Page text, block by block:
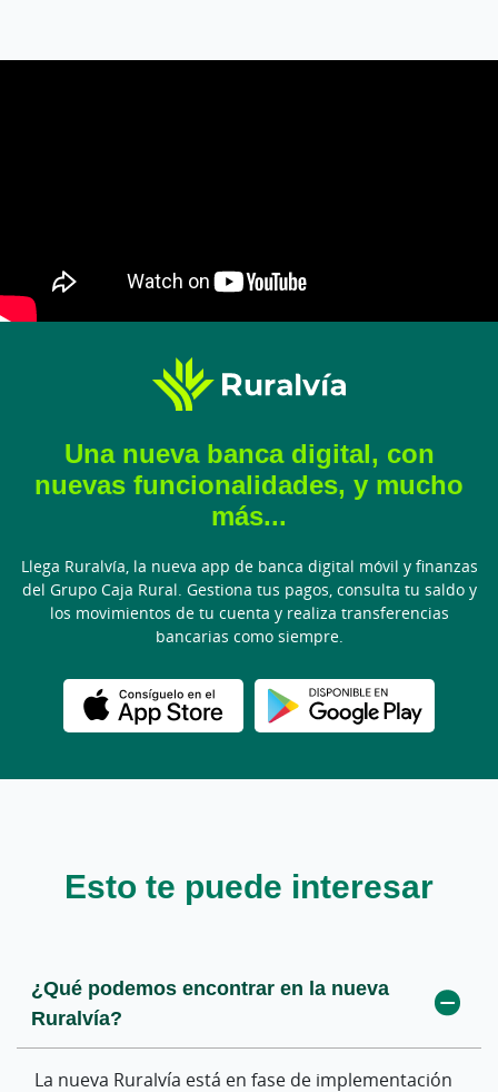
Una nueva banca digital, con
nuevas funcionalidades, y mucho
más...
Llega Ruralvía, la nueva app de banca digital móvil y finanzas
del Grupo Caja Rural. Gestiona tus pagos, consulta tu saldo y
los movimientos de tu cuenta y realiza transferencias
bancarias como siempre.
Esto te puede interesar
¿Qué podemos encontrar en la nueva
Ruralvía?
La nueva Ruralvía está en fase de implementación